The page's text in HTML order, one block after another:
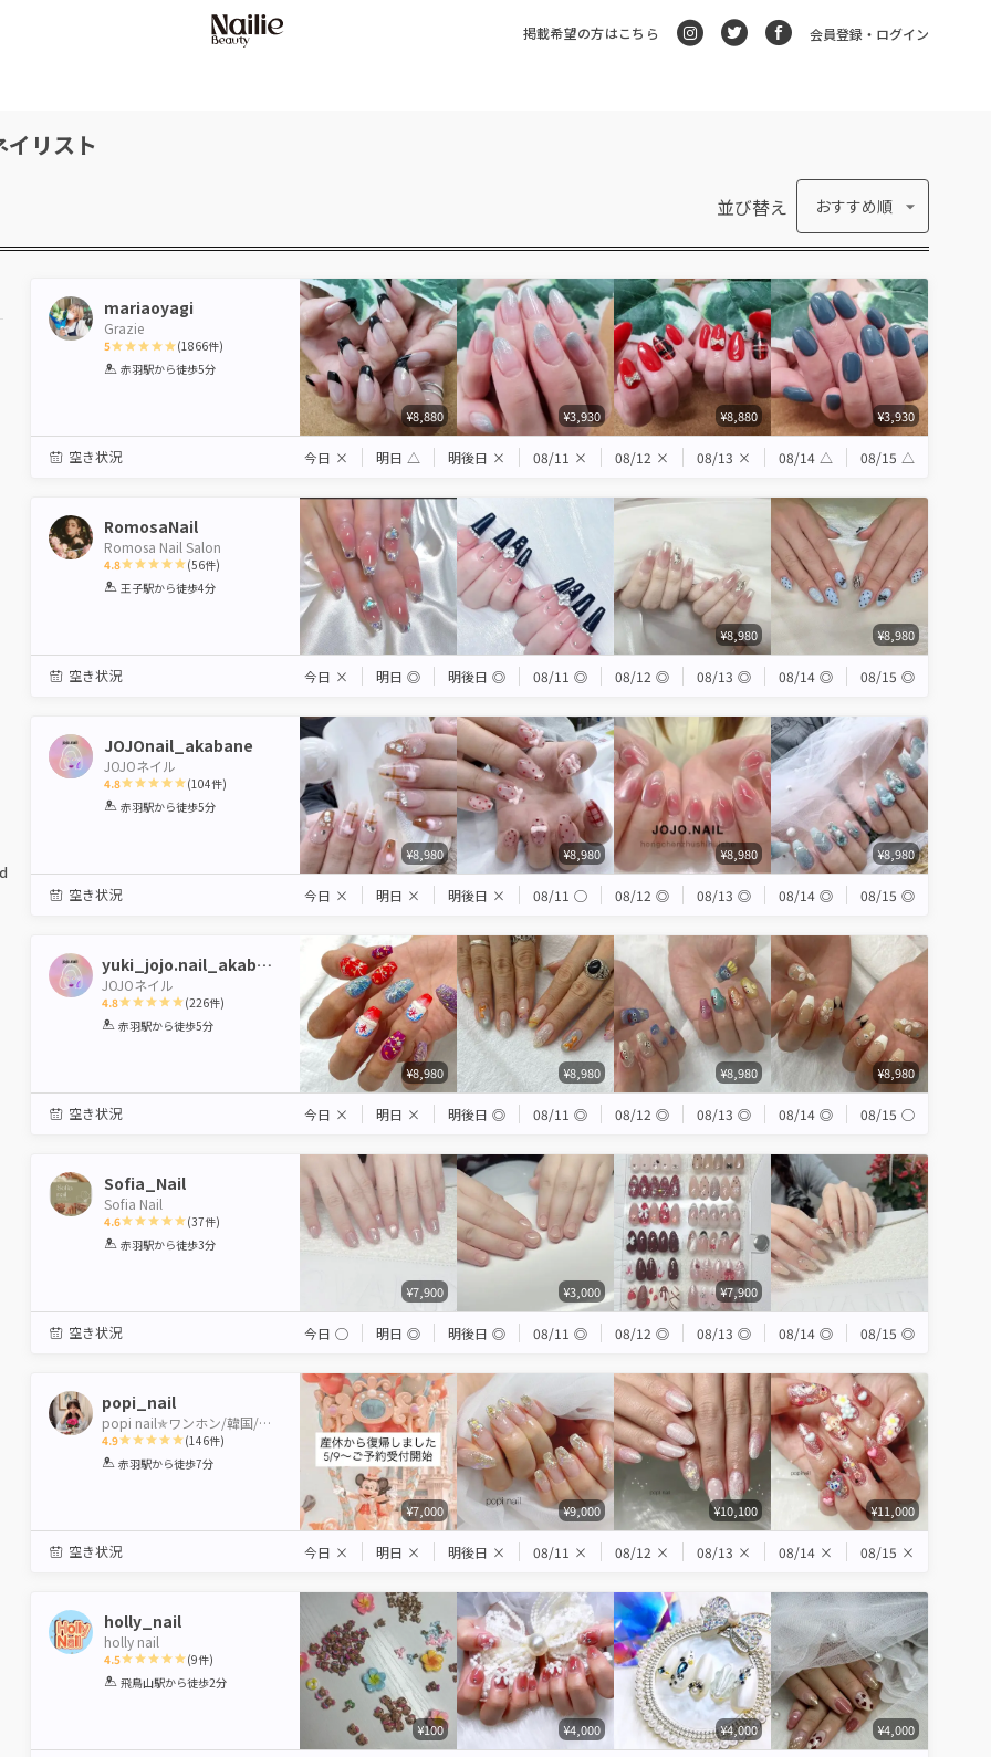
掲載希望の方はこちら 会員登録・ログイン
リスト
並び替え おすすめ順
mariaoyagi
Grazie
5
1 2 3 4 5
(1866件)
赤羽駅から徒歩5分
¥8,880 ¥3,930 ¥8,880 ¥3,930
空き状況 今日 × 明日 △ 明後日 × 08/11 × 08/12 × 08/13 × 08/14 △ 08/15 △
RomosaNail
Romosa Nail Salon
4.8
1 2 3 4 5
(56件)
王子駅から徒歩4分
¥8,980 ¥8,980
空き状況 今日 × 明日 ◎ 明後日 ◎ 08/11 ◎ 08/12 ◎ 08/13 ◎ 08/14 ◎ 08/15 ◎
JOJOnail_akabane
JOJOネイル
4.8
1 2 3 4 5
(104件)
赤羽駅から徒歩5分
¥8,980 ¥8,980 ¥8,980 ¥8,980
空き状況 今日 × 明日 × 明後日 × 08/11 ◯ 08/12 ◎ 08/13 ◎ 08/14 ◎ 08/15 ◎
yuki_jojo.nail_akabane
JOJOネイル
4.8
1 2 3 4 5
(226件)
赤羽駅から徒歩5分
¥8,980 ¥8,980 ¥8,980 ¥8,980
空き状況 今日 × 明日 × 明後日 ◎ 08/11 ◎ 08/12 ◎ 08/13 ◎ 08/14 ◎ 08/15 ◯
Sofia_Nail
Sofia Nail
4.6
1 2 3 4 5
(37件)
赤羽駅から徒歩3分
¥7,900 ¥3,000 ¥7,900
空き状況 今日 ◯ 明日 ◎ 明後日 ◎ 08/11 ◎ 08/12 ◎ 08/13 ◎ 08/14 ◎ 08/15 ◎
popi_nail
popi nail✯ワンホン/韓国/持ち込み✯
4.9
1 2 3 4 5
(146件)
赤羽駅から徒歩7分
¥7,000 ¥9,000 ¥10,100 ¥11,000
空き状況 今日 × 明日 × 明後日 × 08/11 × 08/12 × 08/13 × 08/14 × 08/15 ×
holly_nail
holly nail
4.5
1 2 3 4 5
(9件)
飛鳥山駅から徒歩2分
¥100 ¥4,000 ¥4,000 ¥4,000